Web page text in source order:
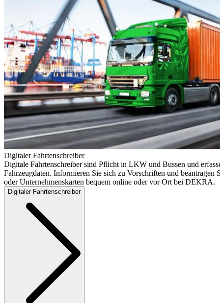
Digitaler Fahrtenschreiber
Digitale Fahrtenschreiber sind Pflicht in LKW und Bussen und
Fahrzeugdaten. Informieren Sie sich zu Vorschriften und beantragen
oder Unternehmenskarten bequem online oder vor Ort bei DEKRA.
Digitaler Fahrtenschreiber